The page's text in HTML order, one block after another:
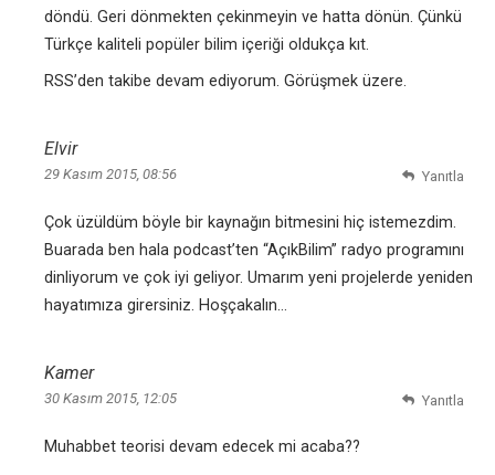
döndü. Geri dönmekten çekinmeyin ve hatta dönün. Çünkü
Türkçe kaliteli popüler bilim içeriği oldukça kıt.
RSS’den takibe devam ediyorum. Görüşmek üzere.
Elvir
29 Kasım 2015, 08:56
Çok üzüldüm böyle bir kaynağın bitmesini hiç istemezdim.
Buarada ben hala podcast’ten “AçıkBilim” radyo programını
dinliyorum ve çok iyi geliyor. Umarım yeni projelerde yeniden
hayatımıza girersiniz. Hoşçakalın…
Yanıtla
Kamer
30 Kasım 2015, 12:05
Muhabbet teorisi devam edecek mi acaba??
Yanıtla